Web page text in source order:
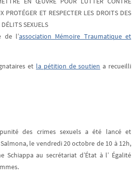
PROTÉGER ET RESPECTER LES DROITS DES
SEXUELS
de l’association Mémoire Traumatique et
et la pétition de soutien a recueilli
des crimes sexuels a été lancé et
le vendredi 20 octobre de 10 à 12h,
Schiappa au secrétariat d’État à l’ Égalité